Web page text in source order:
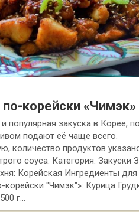
по-корейски «Чимэк»
популярная закуска в Корее,
подают её чаще всего.
количество продуктов
соуса. Категория: Закуски
Корейская Ингредиенты для
корейски "Чимэк"»: Курица
г…